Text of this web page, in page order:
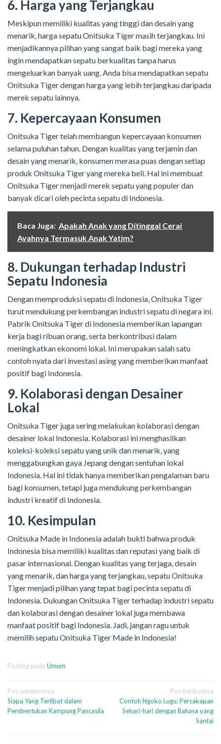
6. Harga yang Terjangkau
Meskipun memiliki kualitas yang tinggi dan desain yang
menarik, harga sepatu Onitsuka Tiger masih terjangkau. Ini
menjadikannya pilihan yang sangat baik bagi mereka yang
ingin mendapatkan sepatu berkualitas tanpa harus
mengeluarkan banyak uang. Anda bisa mendapatkan sepatu
Onitsuka Tiger dengan harga yang lebih terjangkau daripada
merek sepatu lainnya.
7. Kepercayaan Konsumen
Onitsuka Tiger telah membangun kepercayaan konsumen
selama puluhan tahun. Dengan kualitas yang terjamin dan
desain yang menarik, konsumen merasa puas dengan setiap
produk Onitsuka Tiger yang mereka beli. Hal ini membuat
Onitsuka Tiger menjadi merek sepatu yang populer dan
banyak dicari oleh pecinta sepatu di Indonesia.
Baca Juga: Apakah Anak yang Ditinggal Cerai
Ayahnya Termasuk Anak Yatim?
8. Dukungan terhadap Industri
Sepatu Indonesia
Dengan memproduksi sepatu di Indonesia, Onitsuka Tiger
turut mendukung perkembangan industri sepatu di negara ini.
Pabrik Onitsuka Tiger di Indonesia memberikan lapangan
kerja bagi ribuan orang, serta berkontribusi dalam
meningkatkan ekonomi lokal. Ini merupakan salah satu
contoh nyata dari investasi asing yang memberikan manfaat
positif bagi Indonesia.
9. Kolaborasi dengan Desainer
Lokal
Onitsuka Tiger juga sering melakukan kolaborasi dengan
desainer lokal Indonesia. Kolaborasi ini menghasilkan
koleksi-koleksi sepatu yang unik dan menarik, yang
menggabungkan gaya Jepang dengan sentuhan lokal
Indonesia. Hal ini tidak hanya memberikan pengalaman baru
bagi konsumen, tetapi juga mendukung perkembangan
industri kreatif di Indonesia.
10. Kesimpulan
Onitsuka Made in Indonesia adalah bukti bahwa produk
Indonesia bisa memiliki kualitas dan reputasi yang baik di
pasar internasional. Dengan kualitas yang terjaga, desain
yang menarik, dan harga yang terjangkau, sepatu Onitsuka
Tiger menjadi pilihan yang tepat bagi pecinta sepatu di
Indonesia. Dukungan Onitsuka Tiger terhadap industri sepatu
dan kolaborasi dengan desainer lokal juga membawa
manfaat positif bagi Indonesia. Jadi, jangan ragu untuk
memilih sepatu Onitsuka Tiger Made in Indonesia!
Posting pada Umum
Navigasi
pos
Pos sebelumnya
Siapa Yang Terlibat dalam
Pembentukan Kampung Pancasila
Pos berikutnya
Contoh Ngoko Lugu: Percakapan
Sehari-hari dengan Bahasa yang
Santai